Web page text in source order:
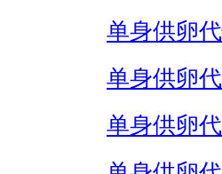
单身供卵
单身供卵
单身供卵